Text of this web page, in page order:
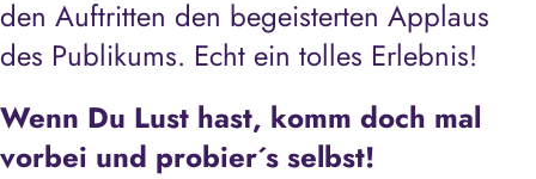
den Auftritten den begeisterten Applaus
des Publikums. Echt ein tolles Erlebnis!
Wenn Du Lust hast, komm doch mal
vorbei und probier´s selbst!